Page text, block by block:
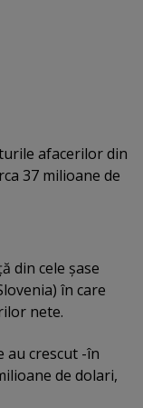
afacerilor din
37 milioane de
din cele şase
în care
nete.
au crescut -în
de dolari,